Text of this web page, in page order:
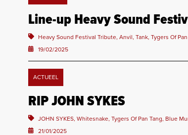
Line-up Heavy Sound
Heavy Sound Festival Tribute, Anvil, Tank, Tygers Of
19/02/2025
ACTUEEL
RIP JOHN SYKES
JOHN SYKES, Whitesnake, Tygers Of Pan Tang, Blue
21/01/2025